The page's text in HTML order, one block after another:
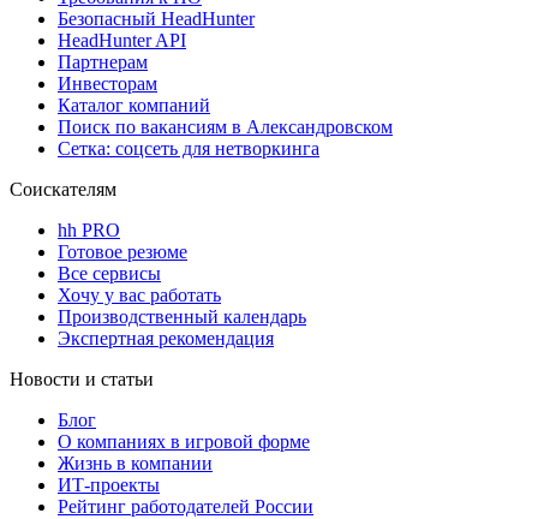
Безопасный HeadHunter
HeadHunter API
Партнерам
Инвесторам
Каталог компаний
Поиск по вакансиям в Александровском
Сетка: соцсеть для нетворкинга
Соискателям
hh PRO
Готовое резюме
Все сервисы
Хочу у вас работать
Производственный календарь
Экспертная рекомендация
Новости и статьи
Блог
О компаниях в игровой форме
Жизнь в компании
ИТ-проекты
Рейтинг работодателей России